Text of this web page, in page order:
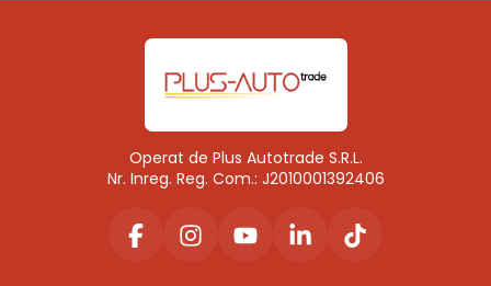
Operat de Plus Autotrade S.R.L.
Nr. Inreg. Reg. Com.: J2010001392406